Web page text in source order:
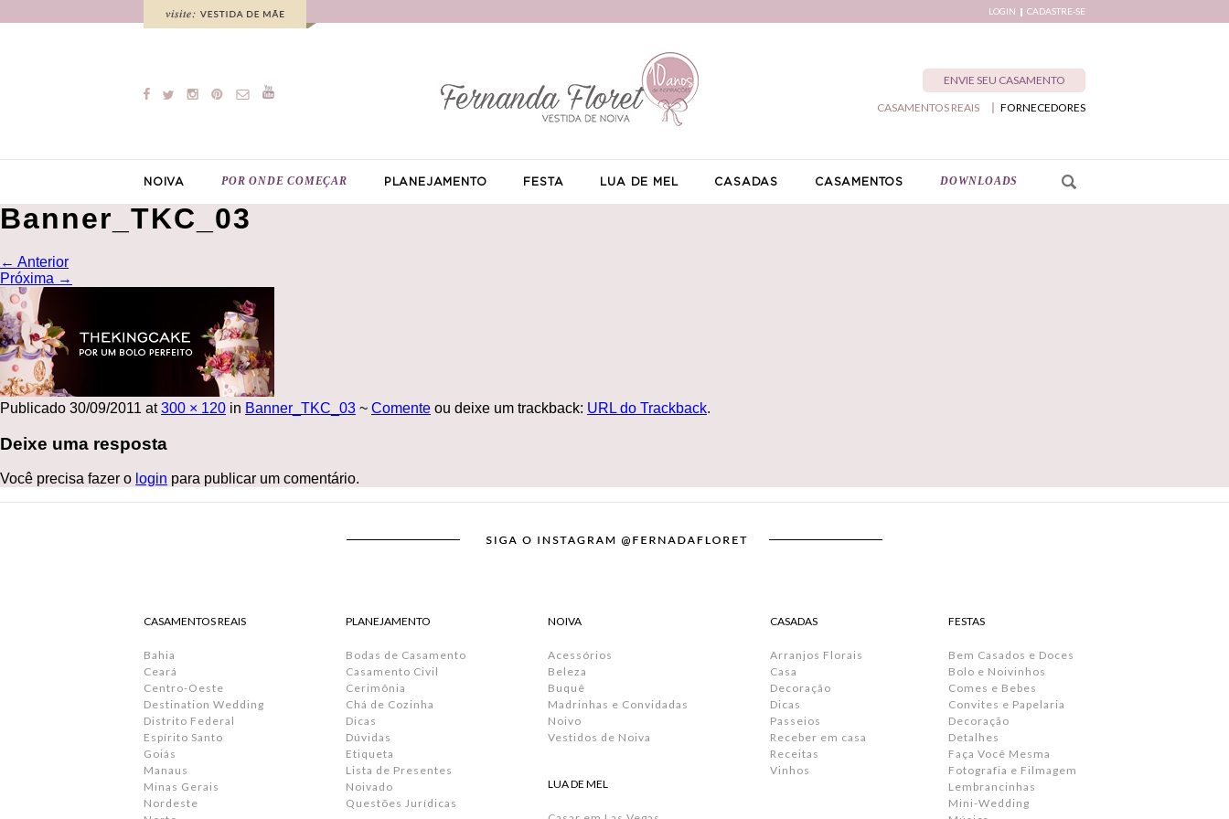
LOGIN CADASTRE-SE
ENVIE SEU CASAMENTO
FORNECEDORES
CASAMENTOS REAIS
NOIVA POR ONDE COMEÇAR PLANEJAMENTO FESTA LUA DE MEL CASADAS CASAMENTOS DOWNLOADS
Banner_TKC_03
← Anterior
Próxima →
Publicado 30/09/2011 at300 × 120 in Banner_TKC_03 ~ Comente ou deixe um trackback: URL do Trackback.
Deixe uma resposta
Você precisa fazer o login para publicar um comentário.
CASAMENTOS REAIS
Bahia
Ceará
Centro-Oeste
Destination Wedding
Distrito Federal
Espírito Santo
Goiás
Manaus
Minas Gerais
Nordeste
PLANEJAMENTO
Bodas de Casamento
Casamento Civil
Cerimônia
Chá de Cozinha
Dicas
Dúvidas
Etiqueta
Lista de Presentes
Noivado
Questões Jurídicas
NOIVA
Acessórios
Beleza
Buquê
Madrinhas e Convidadas
Noivo
Vestidos de Noiva
LUA DE MEL
CASADAS
Arranjos Florais
Casa
Decoração
Dicas
Passeios
Receber em casa
Receitas
Vinhos
FESTAS
Bem Casados e Doces
Bolo e Noivinhos
Comes e Bebes
Convites e Papelaria
Decoração
Detalhes
Faça Você Mesma
Fotografia e Filmagem
Lembrancinhas
Mini-Wedding